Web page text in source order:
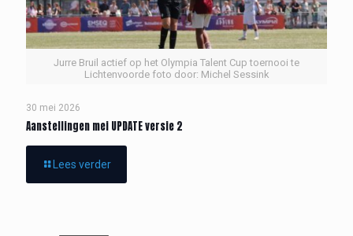
Jurre Bruil actief op het Olympia Talent Cup toernooi te
Lichtenvoorde foto door: Michel Sessink
30 mei 2026
Aanstellingen mei UPDATE versie 2
Lees verder